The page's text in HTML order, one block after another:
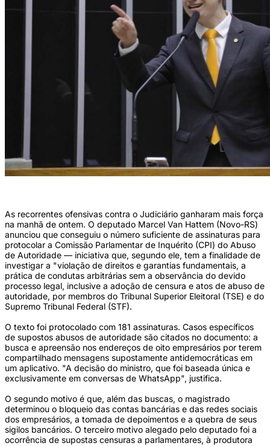
As recorrentes ofensivas contra o Judiciário ganharam mais força
na manhã de ontem. O deputado Marcel Van Hattem (Novo-RS)
anunciou que conseguiu o número suficiente de assinaturas para
protocolar a Comissão Parlamentar de Inquérito (CPI) do Abuso
de Autoridade — iniciativa que, segundo ele, tem a finalidade de
investigar a "violação de direitos e garantias fundamentais, a
prática de condutas arbitrárias sem a observância do devido
processo legal, inclusive a adoção de censura e atos de abuso de
autoridade, por membros do Tribunal Superior Eleitoral (TSE) e do
Supremo Tribunal Federal (STF).
O texto foi protocolado com 181 assinaturas. Casos específicos
de supostos abusos de autoridade são citados no documento: a
busca e apreensão nos endereços de oito empresários por terem
compartilhado mensagens supostamente antidemocráticas em
um aplicativo. "A decisão do ministro, que foi baseada única e
exclusivamente em conversas de WhatsApp", justifica.
O segundo motivo é que, além das buscas, o magistrado
determinou o bloqueio das contas bancárias e das redes sociais
dos empresários, a tomada de depoimentos e a quebra de seus
sigilos bancários. O terceiro motivo alegado pelo deputado foi a
ocorrência de supostas censuras a parlamentares, à produtora